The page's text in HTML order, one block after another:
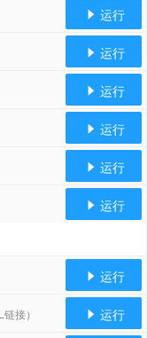
 运行
 运行
 运行
 运行
 运行
 运行
 运行
接）  运行